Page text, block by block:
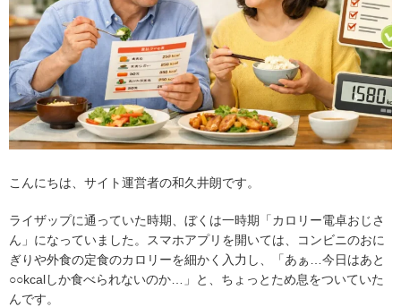
こんにちは、サイト運営者の和久井朗です。
ライザップに通っていた時期、ぼくは一時期「カロリー電卓おじさ
ん」になっていました。スマホアプリを開いては、コンビニのおに
ぎりや外食の定食のカロリーを細かく入力し、「あぁ…今日はあと
○○kcalしか食べられないのか…」と、ちょっとため息をついていた
んです。